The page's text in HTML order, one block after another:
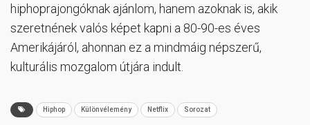
hiphoprajongóknak ajánlom, hanem azoknak is, akik
szeretnének valós képet kapni a 80-90-es éves
Amerikájáról, ahonnan ez a mindmáig népszerű,
kulturális mozgalom útjára indult.
Hiphop Különvélemény Netflix Sorozat